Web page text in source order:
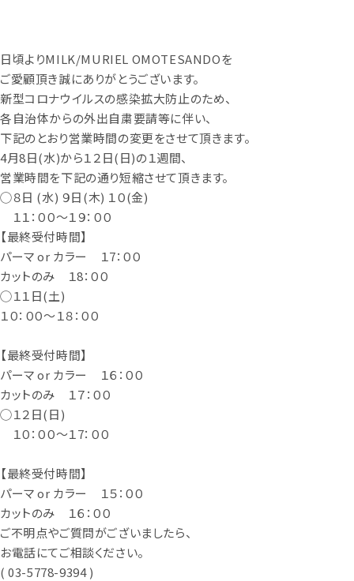
日頃よりMILK/MURIEL OMOTESANDOを
ご愛顧頂き誠にありがとうございます。
新型コロナウイルスの感染拡大防止のため、
各自治体からの外出自粛要請等に伴い、
下記のとおり営業時間の変更をさせて頂きます。
4月8日(水)から１２日(日)の１週間、
営業時間を下記の通り短縮させて頂きます。
◯８日 (水) ９日(木) １０(金)
１１：００〜１９：００
【最終受付時間】
パーマor カラー １7：００
カットのみ １8：００
◯１１日(土)
１０：００〜１８：００
【最終受付時間】
パーマor カラー １６：００
カットのみ １７：００
◯１２日(日)
１０：００〜１7：００
【最終受付時間】
パーマor カラー １５：００
カットのみ １６：００
ご不明点やご質問がございましたら、
お電話にてご相談ください。
( 03-5778-9394 )